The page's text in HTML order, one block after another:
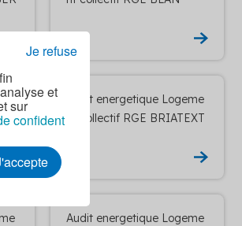
et
sur
confident
Je refuse
Audit energetique Logeme
nt collectif RGE BRIATEXT
Audit energetique Logeme